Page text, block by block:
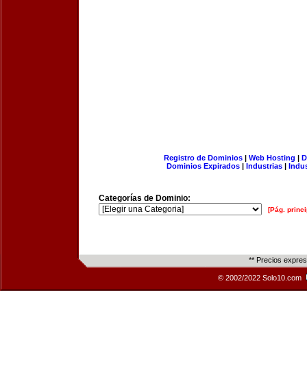
Registro de Dominios| Web Hosting |
Dominios Expirados | Industrias |
Categorías de Dominio:
[Pág.
** Precios
© 2002/2022 Solo10.com